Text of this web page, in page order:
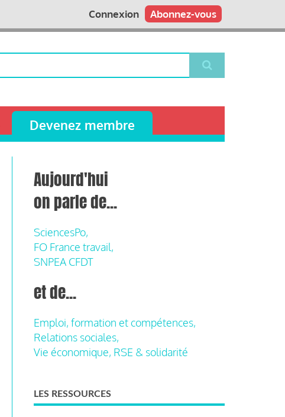
Abonnez-vous
Connexion
Devenez membre
Aujourd'hui
on parle de...
SciencesPo,
FO France travail,
SNPEA CFDT
et de...
Emploi, formation et compétences,
Relations sociales,
Vie économique, RSE & solidarité
LES RESSOURCES